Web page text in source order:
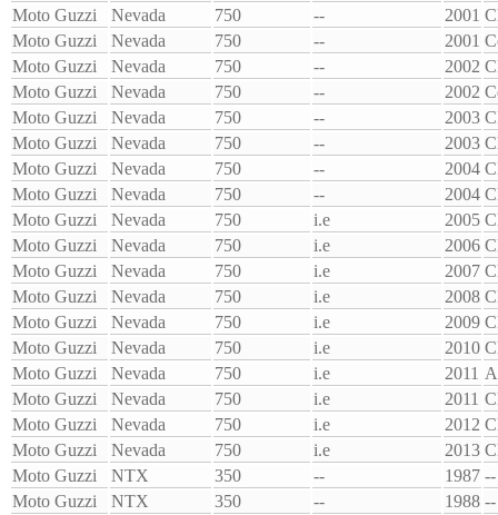
Moto Guzzi
Nevada 750 -- 2001
Moto Guzzi
Nevada 750 -- 2001
Moto Guzzi
Nevada 750 -- 2002
Moto Guzzi
Nevada 750 -- 2002
Moto Guzzi
Nevada 750 -- 2003
Moto Guzzi
Nevada 750 -- 2003
Moto Guzzi
Nevada 750 -- 2004
Moto Guzzi
Nevada 750 -- 2004
Moto Guzzi
Nevada 750 i.e 2005
Moto Guzzi
Nevada 750 i.e 2006
Moto Guzzi
Nevada 750 i.e 2007
Moto Guzzi
Nevada 750 i.e 2008
Moto Guzzi
Nevada 750 i.e 2009
Moto Guzzi
Nevada 750 i.e 2010
Moto Guzzi
Nevada 750 i.e 2011
Moto Guzzi
Nevada 750 i.e 2011
Moto Guzzi
Nevada 750 i.e 2012
Moto Guzzi
Nevada 750 i.e 2013
Moto Guzzi
NTX 350 -- 1987 --
Moto Guzzi
NTX 350 -- 1988 --